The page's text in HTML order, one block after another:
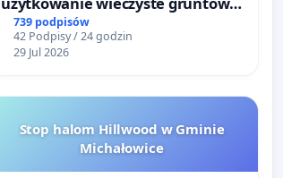
zajmowanych przez rodzinne
ogrody działkowe.
739 podpisów
42 Podpisy / 24 godzin
29 Jul 2026
Stop halom Hillwood w Gminie
Michałowice